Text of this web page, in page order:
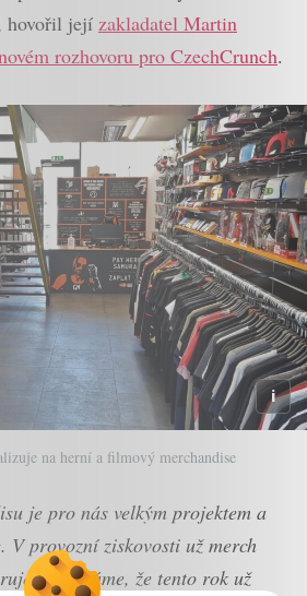
hovořil její zakladatel Martin
rozhovoru pro CzechCrunch.
na herní a filmový merchandise
je pro nás velkým projektem a
V provozní ziskovosti už merch
a počítáme, že tento rok už